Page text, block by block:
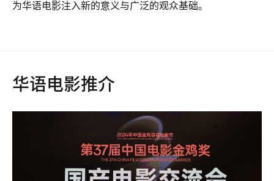
为华语电影注入新的意义与广泛的观众基础。
华语电影推介